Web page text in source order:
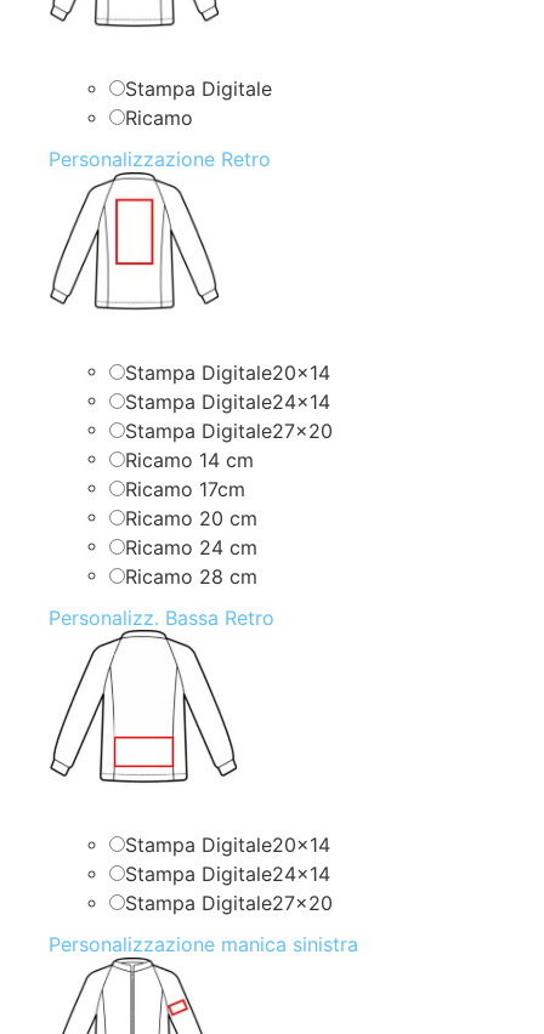
Stampa Digitale
Ricamo
Personalizzazione Retro
Stampa Digitale20x14
Stampa Digitale24x14
Stampa Digitale27x20
Ricamo 14 cm
Ricamo 17cm
Ricamo 20 cm
Ricamo 24 cm
Ricamo 28 cm
Personalizz. Bassa Retro
Stampa Digitale20x14
Stampa Digitale24x14
Stampa Digitale27x20
Personalizzazione manica sinistra